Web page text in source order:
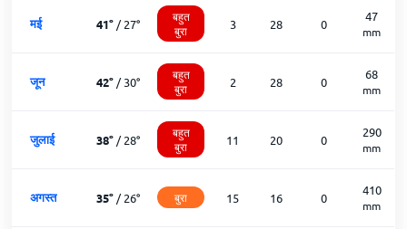
मई 41°/27°
बहुत
बुरा
3 28 0
47
mm
जून 42°/30°
बहुत
बुरा
2 28 0
68
mm
जुलाई 38°/28°
बहुत
बुरा
11 20 0
290
mm
अगस्त 35°/26° बुरा 15 16 0
410
mm